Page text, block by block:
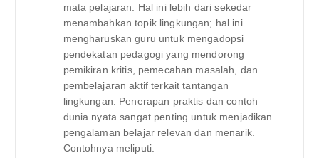
mata pelajaran. Hal ini lebih dari sekedar
menambahkan topik lingkungan; hal ini
mengharuskan guru untuk mengadopsi
pendekatan pedagogi yang mendorong
pemikiran kritis, pemecahan masalah, dan
pembelajaran aktif terkait tantangan
lingkungan. Penerapan praktis dan contoh
dunia nyata sangat penting untuk menjadikan
pengalaman belajar relevan dan menarik.
Contohnya meliputi: